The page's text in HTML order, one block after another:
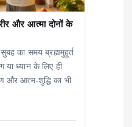
और आत्मा दोनों के
सुबह का समय ब्रह्ममुहूर्त
ध्यान के लिए ही
और आत्म-शुद्धि का भी